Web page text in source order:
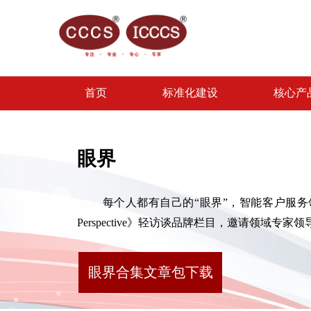
首页 标准化建设 核心产
眼界
每个人都有自己的“眼界”，智能客户服务
Perspective》轻访谈品牌栏目，邀请领域专家
眼界合集文章包下载